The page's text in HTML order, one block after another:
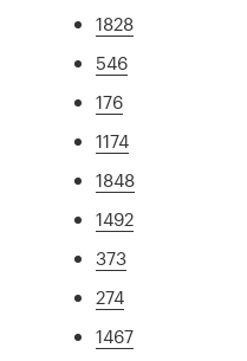
1828
546
176
1174
1848
1492
373
274
1467